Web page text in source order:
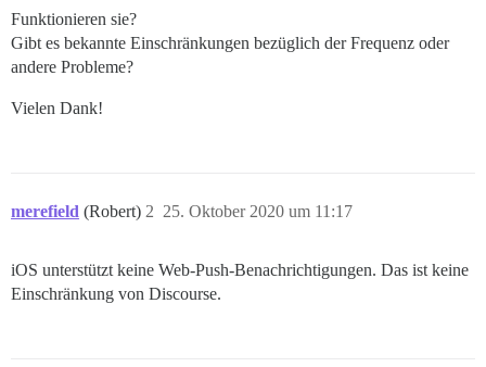
Funktionieren sie?
Gibt es bekannte Einschränkungen bezüglich der Frequenz oder
andere Probleme?
Vielen Dank!
merefield (Robert) 25. Oktober 2020 um 11:17
2
iOS unterstützt keine Web-Push-Benachrichtigungen. Das ist keine
Einschränkung von Discourse.